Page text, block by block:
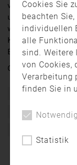
verlegt werden.
und Thüringen
wird der Schaden
Kriminalpolizei
Brandursache
Quelle: TV
Bayern Brand
Feuerwehr
Cookies Sie
beachten
individuellen
alle
sind. Weitere
von Cookies,
Verarbeitung
finden Sie in
Statistik